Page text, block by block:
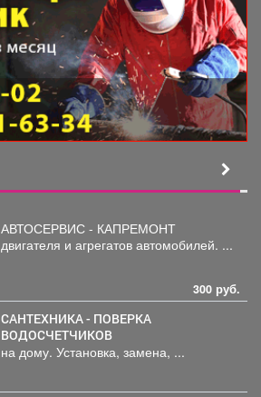
АВТОСЕРВИС - КАПРЕМОНТ
двигателя и агрегатов автомобилей. ...
300 руб.
САНТЕХНИКА - ПОВЕРКА
ВОДОСЧЕТЧИКОВ
на дому. Установка, замена, ...